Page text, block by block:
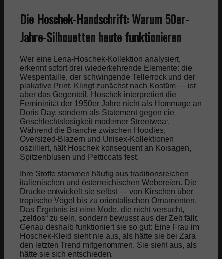
Die Hoschek-Handschrift: Warum 50er-
Jahre-Silhouetten heute funktionieren
Wer eine Lena-Hoschek-Kollektion analysiert,
erkennt sofort drei wiederkehrende Elemente: die
Wespentaille, der schwingende Tellerrock und der
plakative Print. Klingt zunächst nach Kostüm — ist
aber das Gegenteil. Hoschek interpretiert die
Femininität der 1950er Jahre nicht als Hommage an
Doris Day, sondern als Statement gegen die
Geschlechtslosigkeit moderner Streetwear.
Während die Branche zwischen Hoodies,
Oversized-Blazern und Unisex-Kollektionen
oszilliert, hält Hoschek konsequent an Korsagen,
Spitzenblusen und Petticoats fest.
Ihre Stoffe stammen häufig aus traditionsreichen
italienischen und österreichischen Webereien. Die
Drucke entwickelt sie selbst — von Kirschen über
tropische Vögel bis zu orientalischen Ornamenten.
Das Ergebnis ist eine Mode, die nicht versucht,
„zeitlos“ zu sein, sondern bewusst aus der Zeit fällt.
Genau deshalb funktioniert sie so gut: Eine Frau im
Hoschek-Kleid sieht nie aus, als hätte sie bei Zara
den letzten Trend mitgenommen. Sie sieht aus, als
hätte sie sich entschieden.